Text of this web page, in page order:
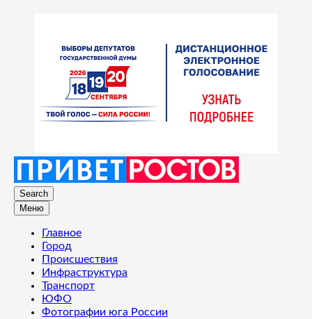
Search
Меню
Главное
Город
Происшествия
Инфраструктура
Транспорт
ЮФО
Фотографии юга России